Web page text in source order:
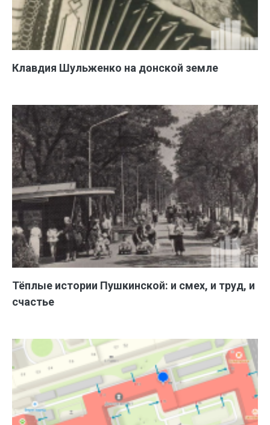
Клавдия Шульженко на донской земле
Тёплые истории Пушкинской: и смех, и труд, и
счастье